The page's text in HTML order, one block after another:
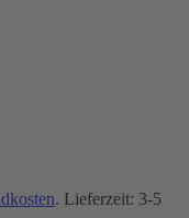
. Lieferzeit: 3-5